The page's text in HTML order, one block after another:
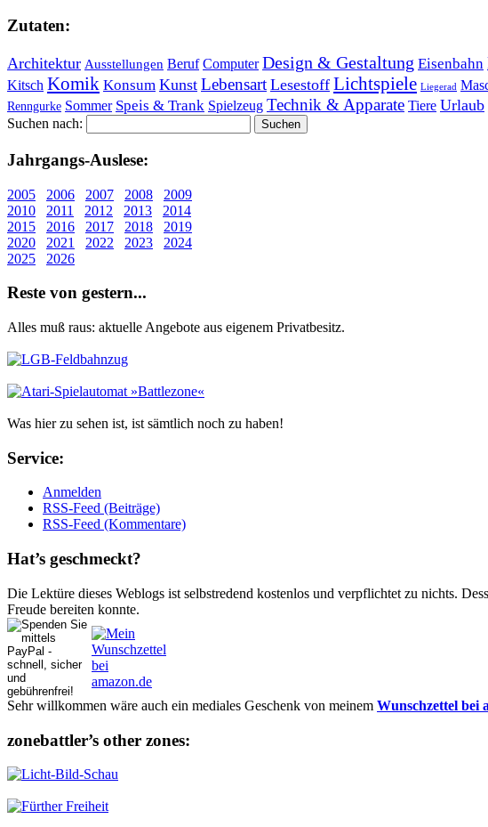
Zu­ta­ten:
Architektur Ausstellungen Beruf Computer Design & Gestaltung Eisenbahn
Kitsch Komik Konsum Kunst Lebensart Lesestoff Lichtspiele Liegerad
Renngurke Sommer Speis & Trank Spielzeug Technik & Apparate Tiere Urlaub
Suchen nach:
Jahr­gangs-Aus­le­se:
2005 2006 2007 2008
2009
2010
2011 2012 2013
2014
2015
2016 2017 2018
2019
2020
2021 2022 2023
2024
2025
2026
Re­ste von ge­stern...
Alles muß raus: aktuelle An­ge­bo­te aus eigenem Privatbesitz.
Was hier zu sehen ist, ist sämt­lich noch zu haben!
Ser­vice:
Anmelden
RSS-Feed (Beiträge)
RSS-Feed (Kommentare)
Hat’s ge­schmeckt?
Die Lektüre dieses Weblogs ist selbstredend kostenlos und ver­pflich­tet zu nichts.
Freude bereiten konnte.
Sehr willkommen wäre auch ein mediales Geschenk von meinem Wunschzettel bei
zonebattler’s other zo­nes: